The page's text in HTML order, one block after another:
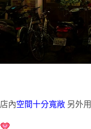
店內空間十分寬敞 另外用